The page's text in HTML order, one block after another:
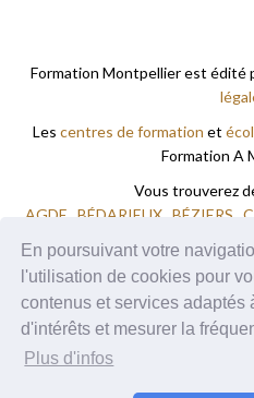
En poursuivant votre
l'utilisation de cookies pour
contenus et services adaptés
d'intérêts et mesurer la
Plus d'infos
Formation Montpellier est édité
Les centres de formation et
Formation A
Vous trouverez
AGDE BÉDARIEUX BÉZIERS
VIEL MAUGUIO
VEDAS SAINT-PONS-
VILLENEUVE-